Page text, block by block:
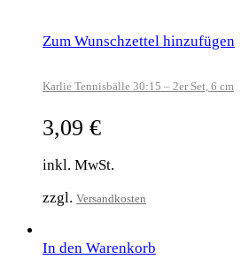
Zum Wunschzettel hinzufügen
Karlie Tennisbälle 30:15 – 2er Set, 6 cm
3,09 €
inkl. MwSt.
zzgl. Versandkosten
In den Warenkorb